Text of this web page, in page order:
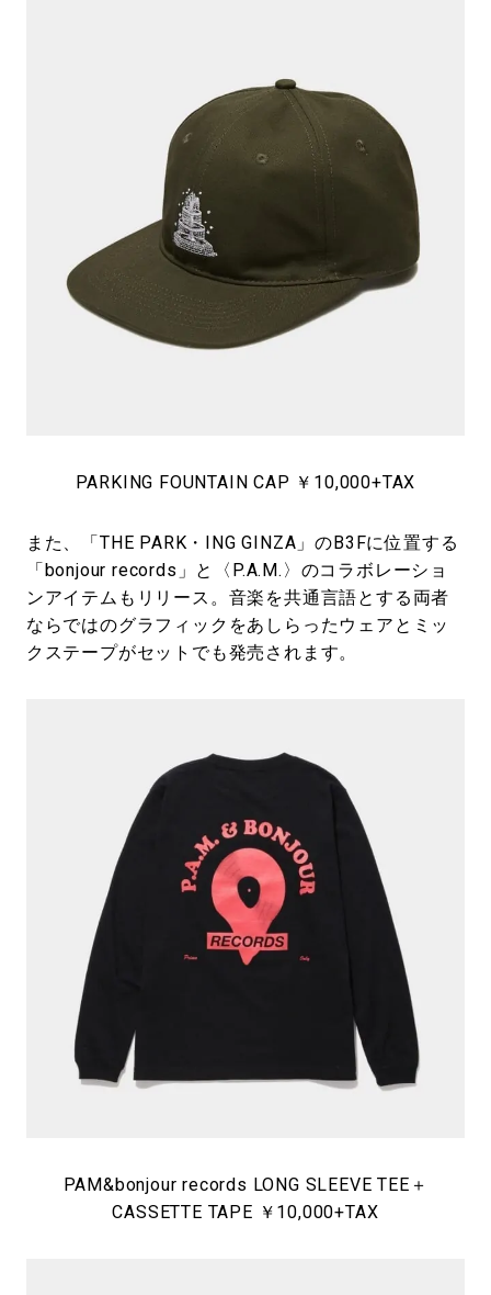
PARKING FOUNTAIN CAP ￥10,000+TAX
また、「THE PARK・ING GINZA」のB3Fに位置する
「bonjour records」と〈P.A.M.〉のコラボレーショ
ンアイテムもリリース。音楽を共通言語とする両者
ならではのグラフィックをあしらったウェアとミッ
クステープがセットでも発売されます。
PAM&bonjour records LONG SLEEVE TEE＋
CASSETTE TAPE ￥10,000+TAX